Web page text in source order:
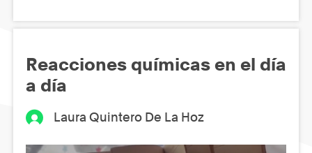
Reacciones químicas en el día
a día
Laura Quintero De La Hoz